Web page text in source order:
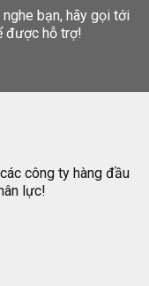
bạn, hãy gọi tới
được hỗ trợ!
công ty hàng đầu
lực!